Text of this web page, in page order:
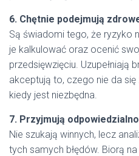
6. Chętnie podejmują
Są świadomi tego, że ryzyko
je kalkulować oraz ocenić
przedsięwzięciu. Uzupełniają
akceptują to, czego nie da
kiedy jest niezbędna.
7. Przyjmują
Nie szukają winnych, lecz
tych samych błędów. Biorą